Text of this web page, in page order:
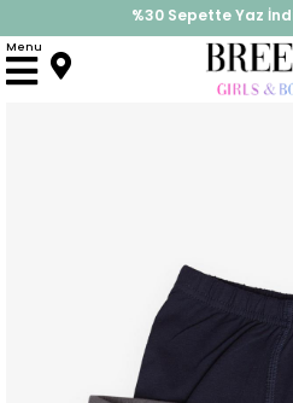
%30 Sepette Yaz
İndirimlere ek %10
Menu
Anasayfa Pijama & İç Giyim ERKEK